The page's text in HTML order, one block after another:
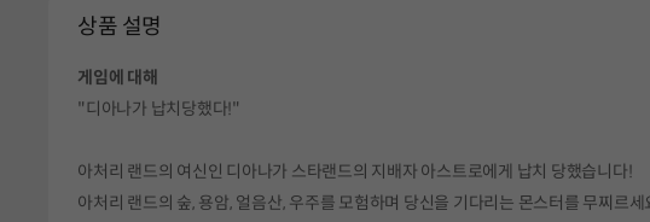
상품 설명
게임에 대해
"디아나가 납치당했다!"
아처리 랜드의 여신인 디아나가 스타랜드의 지배자 아스트로에게 납치 당했습니다!
아처리 랜드의 숲, 용암, 얼음산, 우주를 모험하며 당신을 기다리는 몬스터를 무찌르세